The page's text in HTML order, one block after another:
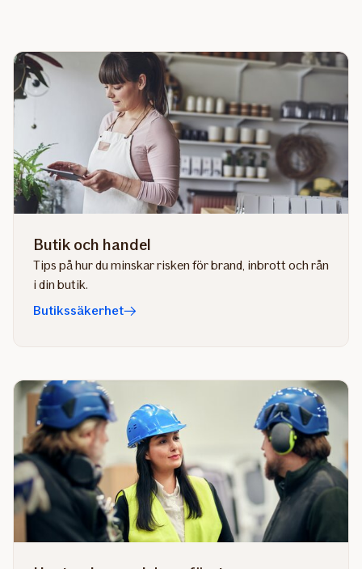
Butik och handel
Tips på hur du minskar risken för brand, inbrott och rån
i din butik.
Butikssäkerhet